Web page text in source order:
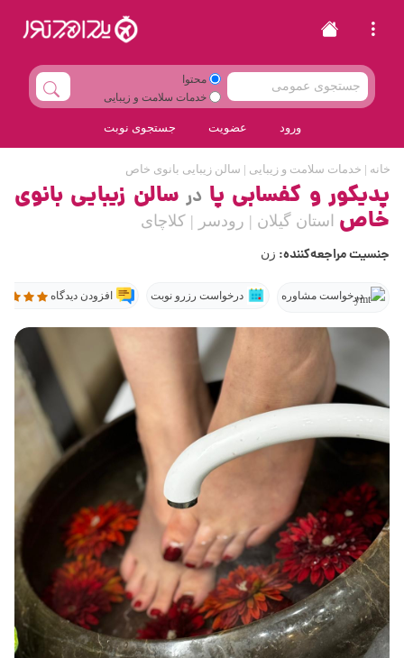
محتوا
خدمات سلامت و زیبایی
ورود عضویت جستجوی نوبت
خانه | خدمات سلامت و زیبایی | سالن زیبایی بانوی خاص
پدیکور و کفسابی پا در سالن زیبایی بانوی
خاص استان گیلان | رودسر | کلاچای
جنسیت مراجعه‌کننده: زن
درخواست مشاوره درخواست رزرو نوبت افزودن دیدگاه